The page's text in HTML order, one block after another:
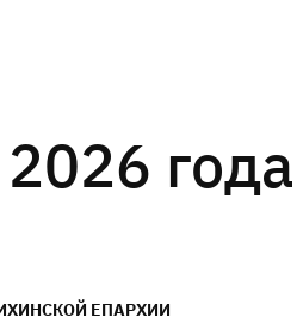
года
ЕПАРХИИ